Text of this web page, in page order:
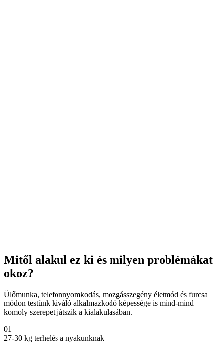
Mitől alakul ez ki és milyen problémákat
okoz?
Ülőmunka, telefonnyomkodás, mozgásszegény életmód és furcsa
módon testünk kiváló alkalmazkodó képessége is mind-mind
komoly szerepet játszik a kialakulásában.
01
27-30 kg terhelés a nyakunknak